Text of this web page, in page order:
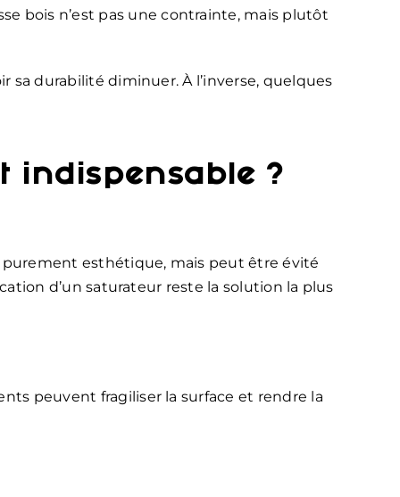
bois n’est pas une contrainte, mais plutôt
durabilité diminuer. À l’inverse, quelques
indispensable ?
purement esthétique, mais peut être évité
d’un saturateur reste la solution la plus
peuvent fragiliser la surface et rendre la